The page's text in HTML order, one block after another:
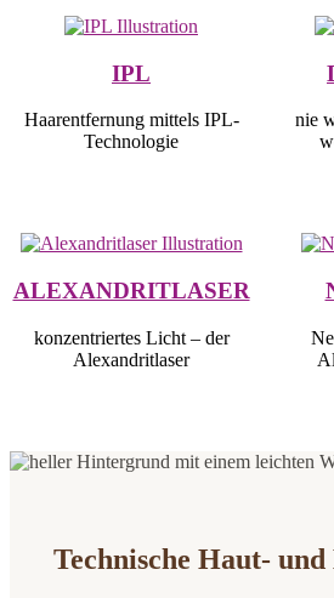
IPL
Haarentfernung mittels IPL-
Technologie
nie
ALEXANDRITLASER
konzentriertes Licht – der
Alexandritlaser
Technische Haut-